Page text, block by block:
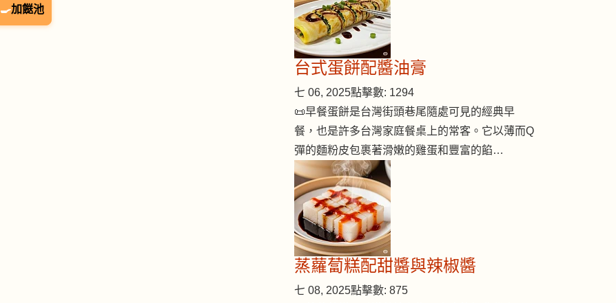
🍳加餸池
台式蛋餅配醬油膏
七 06, 2025點擊數: 1294
📜早餐蛋餅是台灣街頭巷尾隨處可見的經典早
餐，也是許多台灣家庭餐桌上的常客。它以薄而Q
彈的麵粉皮包裹著滑嫩的雞蛋和豐富的餡…
蒸蘿蔔糕配甜醬與辣椒醬
七 08, 2025點擊數: 875